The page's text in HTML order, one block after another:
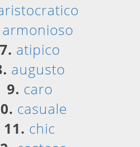
armonioso
7. atipico
augusto
9. caro
casuale
11. chic